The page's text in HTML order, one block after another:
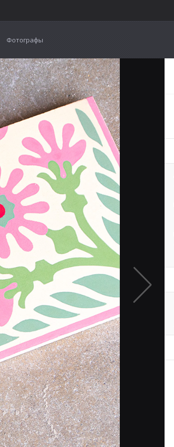
Фотографы